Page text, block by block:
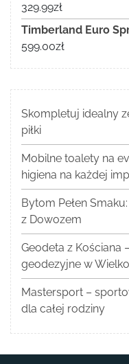
329.99zł
Timberland Euro
599.00zł
Skompletuj idealny
piłki
Mobilne toalety na
higiena na każdej
Bytom Pełen
z Dowozem
Geodeta z Kościana
geodezyjne w
Mastersport –
dla całej rodziny